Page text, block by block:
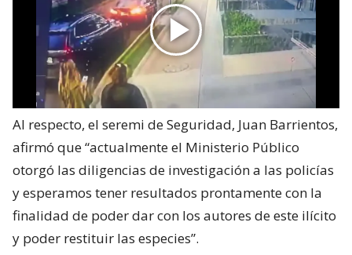
Al respecto, el seremi de Seguridad, Juan Barrientos,
afirmó que “actualmente el Ministerio Público
otorgó las diligencias de investigación a las policías
y esperamos tener resultados prontamente con la
finalidad de poder dar con los autores de este ilícito
y poder restituir las especies”.